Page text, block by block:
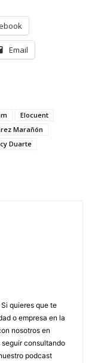
Email
Elocuent
Marañón
Duarte
quieres que te
o empresa en la
nosotros en
consultando
podcast